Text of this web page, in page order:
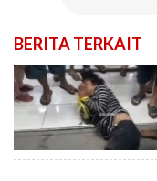
BERITA TERKAIT